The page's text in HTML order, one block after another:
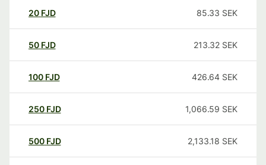
20 FJD 85.33 SEK
50 FJD 213.32 SEK
100 FJD 426.64 SEK
250 FJD 1,066.59 SEK
500 FJD 2,133.18 SEK